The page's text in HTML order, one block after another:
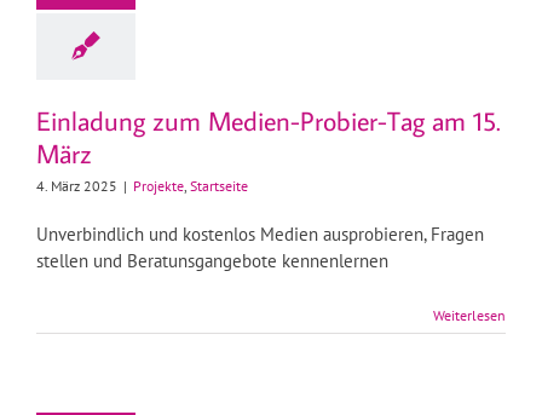
Einladung zum Medien-Probier-Tag am 15.
März
4. März 2025 | Projekte, Startseite
Unverbindlich und kostenlos Medien ausprobieren, Fragen
stellen und Beratunsgangebote kennenlernen
Weiterlesen